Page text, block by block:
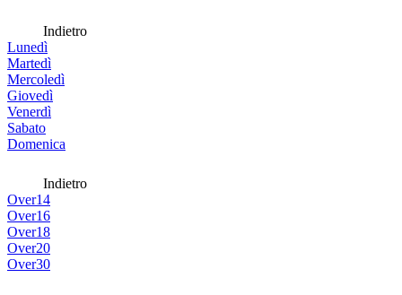
Indietro
Lunedì
Martedì
Mercoledì
Giovedì
Venerdì
Sabato
Domenica
Indietro
Over14
Over16
Over18
Over20
Over30